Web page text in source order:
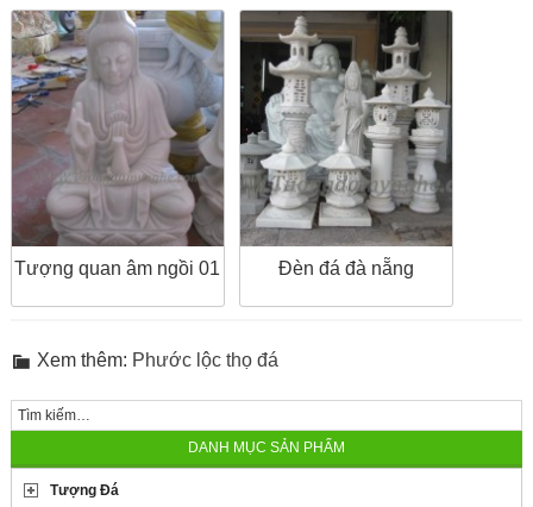
Tượng quan âm ngồi 01 Đèn đá đà nẵng
Xem thêm: Phước lộc thọ đá
DANH MỤC SẢN PHẨM
Tượng Đá